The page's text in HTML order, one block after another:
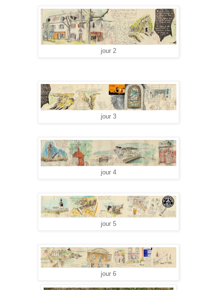
jour 2
jour 3
jour 4
jour 5
jour 6